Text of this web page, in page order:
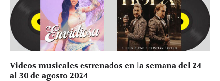
Videos musicales estrenados en la semana del 24
al 30 de agosto 2024